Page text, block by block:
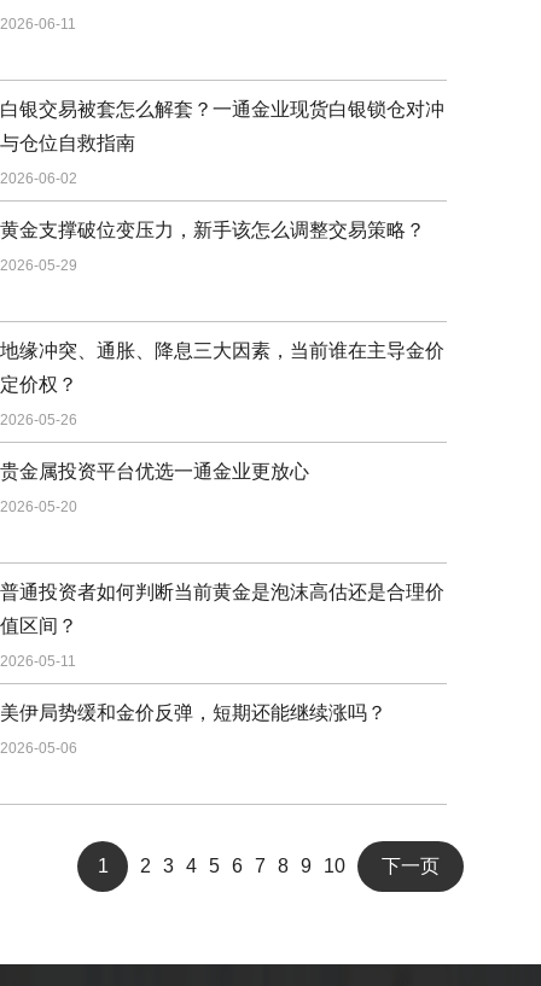
2026-06-11
白银交易被套怎么解套？一通金业现货白银锁仓对冲
与仓位自救指南
2026-06-02
黄金支撑破位变压力，新手该怎么调整交易策略？
2026-05-29
地缘冲突、通胀、降息三大因素，当前谁在主导金价
定价权？
2026-05-26
贵金属投资平台优选一通金业更放心
2026-05-20
普通投资者如何判断当前黄金是泡沫高估还是合理价
值区间？
2026-05-11
美伊局势缓和金价反弹，短期还能继续涨吗？
2026-05-06
1 2 3 4 5 6 7 8 9 10 下一页